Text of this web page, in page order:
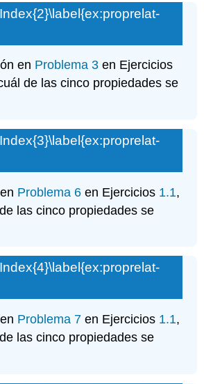
en Problema 3 en Ejercicios
de las cinco propiedades se
Problema 6 en Ejercicios 1.1,
las cinco propiedades se
Problema 7 en Ejercicios 1.1,
las cinco propiedades se